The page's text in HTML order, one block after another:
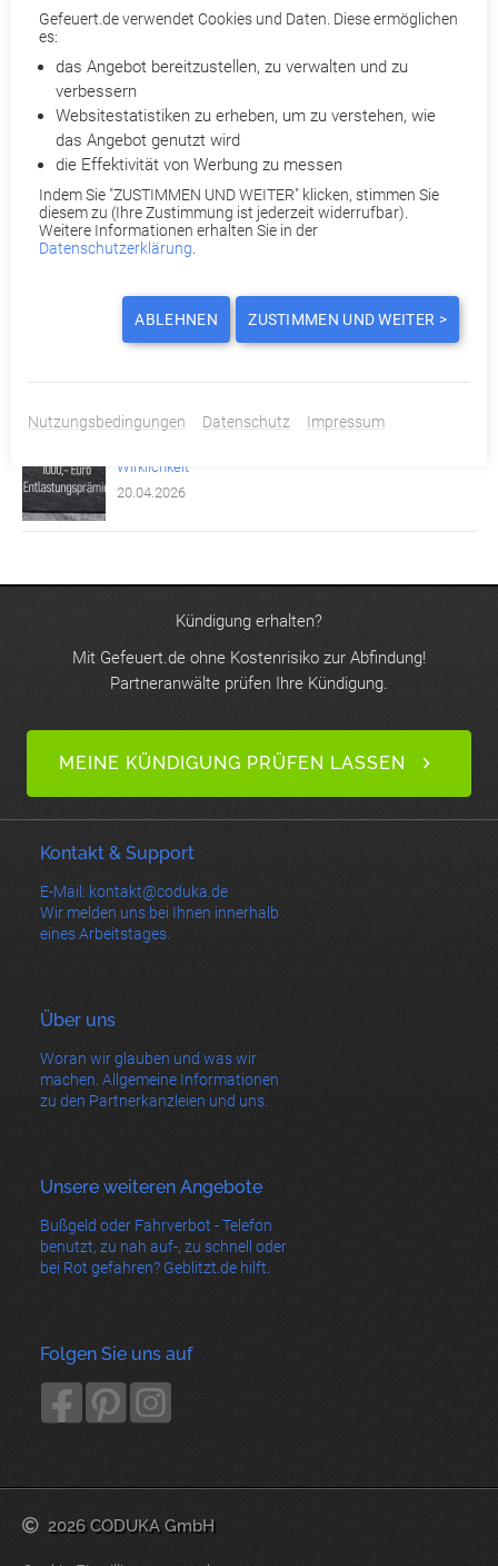
Psychologische Unterstützung
Jobsuche
Arbeitsrecht
Aktuelle News
Mikromanagement im Job: Wenn übertriebene Kontrolle
gute Mitarbeiter vertreibt
Laut BAG-Urteil: Unwirksame Kündigung bei fehlender
04.05.2026
Wirklichkeit
20.04.2026
Kündigung erhalten?
Mit Gefeuert.de ohne Kostenrisiko zur Abfindung!
Partneranwälte prüfen Ihre Kündigung.
MEINE KÜNDIGUNG PRÜFEN LASSEN
Kontakt & Support
E-Mail: kontakt@coduka.de
Wir melden uns bei Ihnen innerhalb
eines Arbeitstages.
Über uns
Woran wir glauben und was wir
machen. Allgemeine Informationen
zu den Partnerkanzleien und uns.
Unsere weiteren Angebote
Bußgeld oder Fahrverbot - Telefon
benutzt, zu nah auf-, zu schnell oder
bei Rot gefahren? Geblitzt.de hilft.
Folgen Sie uns auf
2026 CODUKA GmbH
Gefeuert.de verwendet Cookies und Daten. Diese ermöglichen
es:
das Angebot bereitzustellen, zu verwalten und zu
verbessern
Websitestatistiken zu erheben, um zu verstehen, wie
das Angebot genutzt wird
die Effektivität von Werbung zu messen
Indem Sie "ZUSTIMMEN UND WEITER" klicken, stimmen Sie
diesem zu (Ihre Zustimmung ist jederzeit widerrufbar).
Weitere Informationen erhalten Sie in der
Datenschutzerklärung
ABLEHNEN ZUSTIMMEN UND WEITER >
Nutzungsbedingungen Datenschutz Impressum